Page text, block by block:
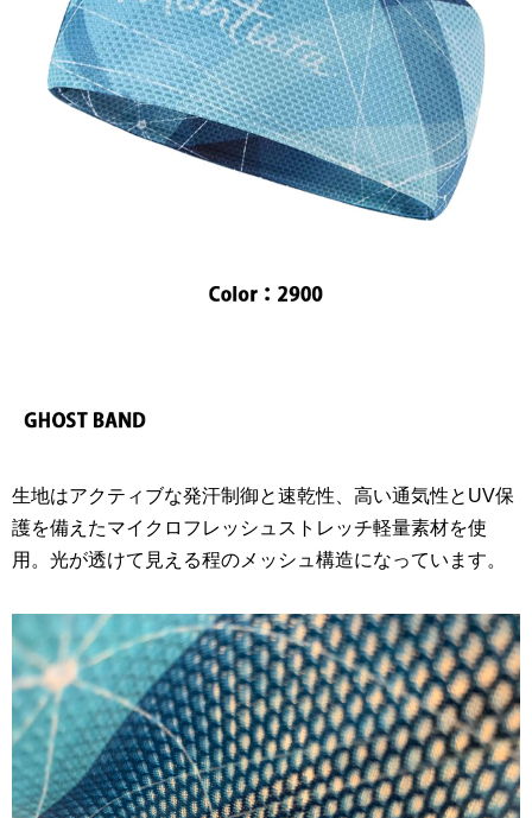
生地はアクティブな発汗制御と速乾性、高い通気性とUV保
護を備えたマイクロフレッシュストレッチ軽量素材を使
用。光が透けて見える程のメッシュ構造になっています。